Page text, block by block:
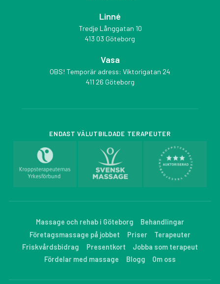
Linné
Tredje Långgatan 10
413 03 Göteborg
Vasa
OBS! Temporär adress: Viktorigatan 24
411 26 Göteborg
ENDAST VÄLUTBILDADE TERAPEUTER
Massage och rehab i Göteborg
Behandlingar
Företagsmassage på jobbet
Priser
Terapeuter
Friskvårdsbidrag
Presentkort
Jobba som terapeut
Fördelar med massage
Blogg Om oss